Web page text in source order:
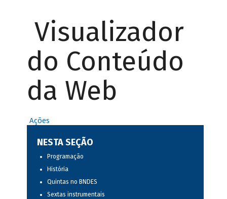
Visualizador
do Conteúdo
da Web
Ações
NESTA SEÇÃO
Programação
História
Quintas no BNDES
Sextas instrumentais